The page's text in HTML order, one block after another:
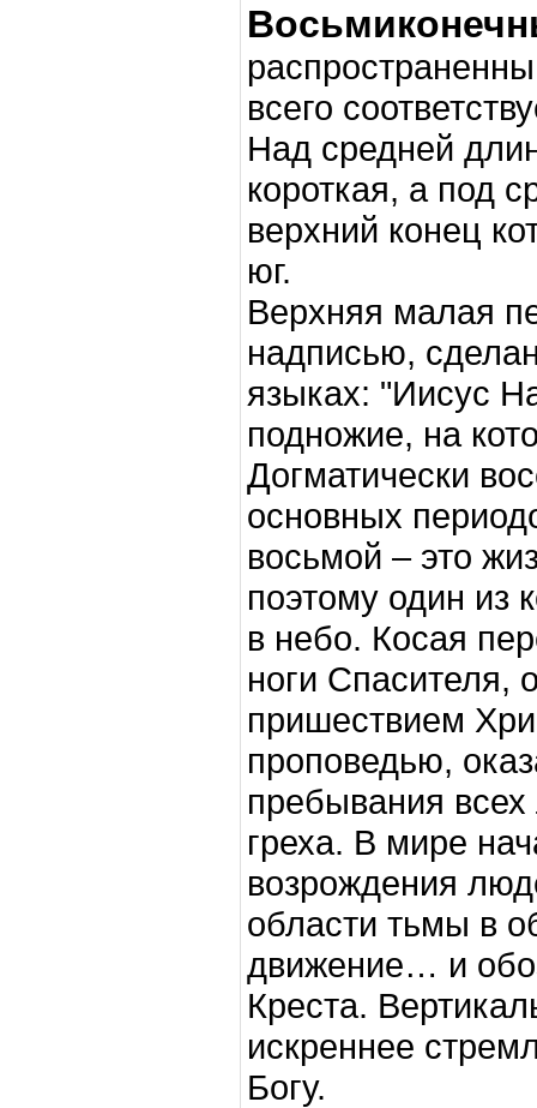
всего
Над средней
короткая, а под
верхний конец
юг.
Верхняя малая
надписью,
языках: "Иисус
подножие, на
Догматически
основных
восьмой – это
поэтому один из
в небо. Косая
ноги Спасителя,
пришествием
проповедью,
пребывания
греха. В мире
возрождения
области тьмы в
движение… и
Креста.
искреннее
Богу.